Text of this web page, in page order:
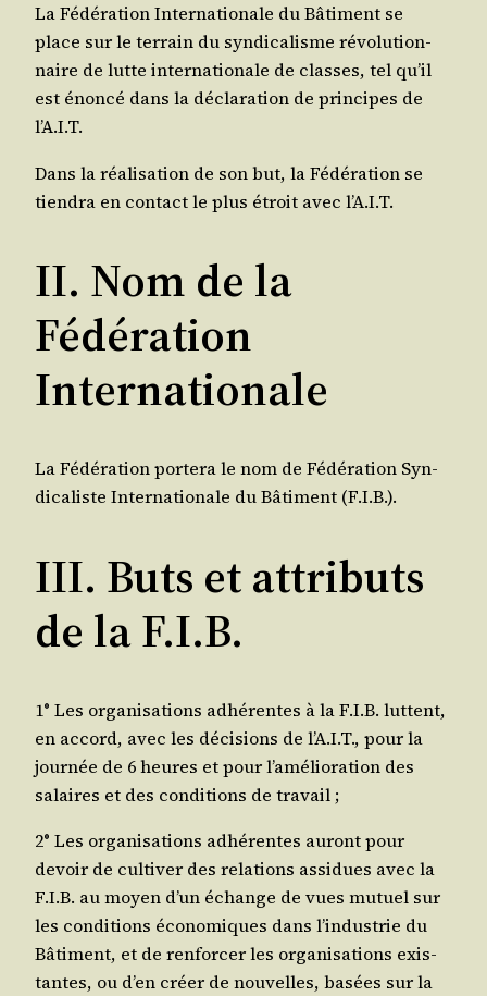
La Fédé­ra­tion Inter­na­tio­nale du Bâti­ment se
place sur le ter­rain du syn­di­ca­lisme révo­lu­tion­
naire de lutte inter­na­tio­nale de classes, tel qu’il
est énon­cé dans la décla­ra­tion de prin­cipes de
l’A.I.T.
Dans la réa­li­sa­tion de son but, la Fédé­ra­tion se
tien­dra en contact le plus étroit avec l’A.I.T.
II. Nom de la
Fédération
Internationale
La Fédé­ra­tion por­te­ra le nom de Fédé­ra­tion Syn­
di­ca­liste Inter­na­tio­nale du Bâti­ment (F.I.B.).
III. Buts et attributs
de la F.I.B.
1° Les orga­ni­sa­tions adhé­rentes à la F.I.B. luttent,
en accord, avec les déci­sions de l’A.I.T., pour la
jour­née de 6 heures et pour l’a­mé­lio­ra­tion des
salaires et des condi­tions de travail ;
2° Les orga­ni­sa­tions adhé­rentes auront pour
devoir de culti­ver des rela­tions assi­dues avec la
F.I.B. au moyen d’un échange de vues mutuel sur
les condi­tions éco­no­miques dans l’in­dus­trie du
Bâti­ment, et de ren­for­cer les orga­ni­sa­tions exis­
tantes, ou d’en créer de nou­velles, basées sur la